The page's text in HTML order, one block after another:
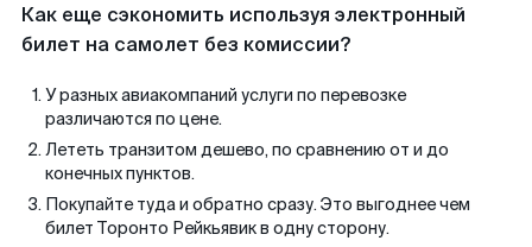
Как еще сэкономить используя электронный
билет на самолет без комиссии?
У разных авиакомпаний услуги по перевозке
различаются по цене.
Лететь транзитом дешево, по сравнению от и до
конечных пунктов.
Покупайте туда и обратно сразу. Это выгоднее чем
билет Торонто Рейкьявик в одну сторону.